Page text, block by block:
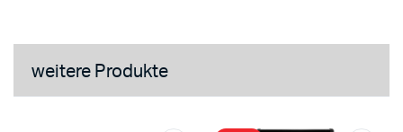
weitere Produkte